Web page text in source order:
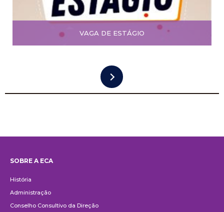
VAGA DE ESTÁGIO
SOBRE A ECA
História
Administração
Conselho Consultivo da Direção